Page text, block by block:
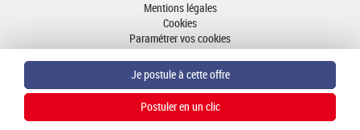
Mentions légales
Cookies
Paramétrer vos cookies
Plan du site
Aller en haut